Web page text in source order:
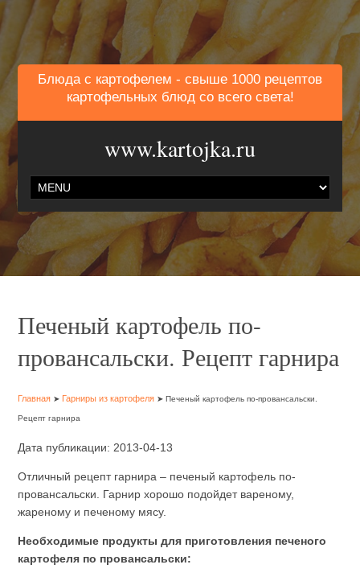
Блюда с картофелем - свыше 1000 рецептов
картофельных блюд со всего света!
www.kartojka.ru
Печеный картофель по-
провансальски. Рецепт гарнира
Главная ➤ Гарниры из картофеля ➤ Печеный картофель по-провансальски.
Рецепт гарнира
Дата публикации: 2013-04-13
Отличный рецепт гарнира – печеный картофель по-
провансальски. Гарнир хорошо подойдет вареному,
жареному и печеному мясу.
Необходимые продукты для приготовления печеного
картофеля по провансальски: